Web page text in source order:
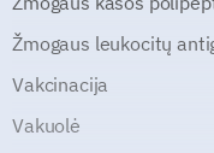
Žmogaus leukocitų
Vakcinacija
Vakuolė